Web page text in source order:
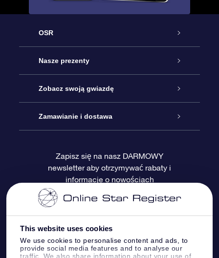
This website uses cookies
We use cookies to personalise content and ads, to
provide social media features and to analyse our
traffic. We also share information about your use of
OSR
Obsługa
Kontakt
Blog
Recenzje
Nasze prezenty
Podarunek Gwiazda Online
Pakiet Podarunkowy OSR
Karta podarunkowa OSR
Prezenty firmowe
Zobacz swoją gwiazdę
Rejestr Gwiazd
Sprsonalizowana Strona Gwiazdy
One Million Stars
Gwieździsty Wygaszacz Ekranu OSR
Aplikacja VR „Fly me to the stars”
Zamawianie i dostawa
Metody płatności
Dostawa
Polityka zwrotów
Gwiazdozbiorach
Zapisz się na nasz DARMOWY
newsletter aby otrzymywać rabaty i
informacje o nowościach